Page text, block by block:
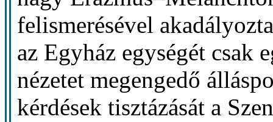
felismerésével
az Egyház egységét csak
nézetet megengedő
kérdések tisztázását a